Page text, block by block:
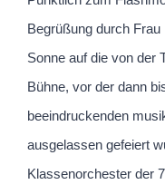
Begrüßung durch
Sonne auf die von der
Bühne, vor der dann
beeindruckenden
ausgelassen gefeiert
Klassenorchester der